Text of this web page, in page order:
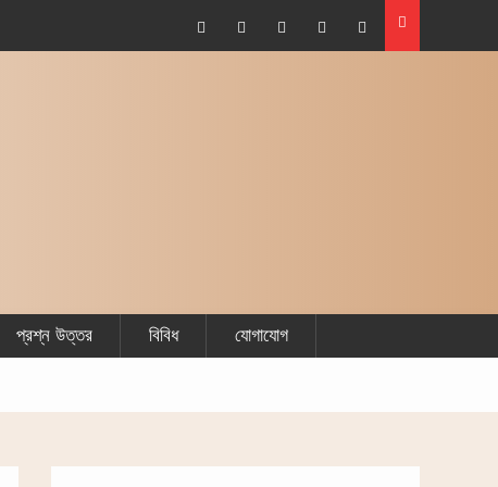
প্রশ্ন উত্তর বিবিধ যোগাযোগ